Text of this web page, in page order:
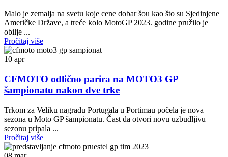
Malo je zemalja na svetu koje cene dobar šou kao što su Sjedinjene
Američke Države, a treće kolo MotoGP 2023. godine pružilo je
obilje ...
Pročitaj više
10 apr
CFMOTO odlično parira na MOTO3 GP
šampionatu nakon dve trke
Trkom za Veliku nagradu Portugala u Portimau počela je nova
sezona u Moto GP šampionatu. Čast da otvori novu uzbudljivu
sezonu pripala ...
Pročitaj više